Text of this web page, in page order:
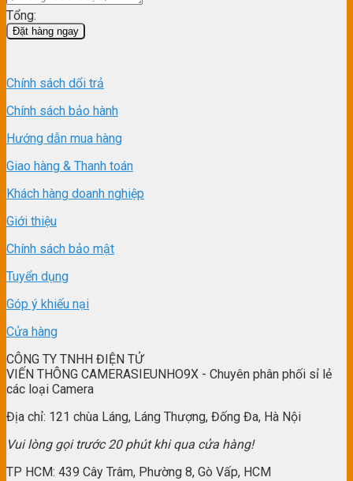
Tổng:
Đặt hàng ngay
Chính sách dổi trả
Chính sách bảo hành
Hướng dẫn mua hàng
Giao hàng & Thanh toán
Khách hàng doanh nghiệp
Giới thiệu
Chính sách bảo mật
Tuyển dụng
Góp ý khiếu nại
Cửa hàng
CÔNG TY TNHH ĐIỆN TỬ
VIẾN THÔNG CAMERASIEUNHO9X - Chuyên phân phối sỉ lẻ
các loại Camera
Địa chỉ: 121 chùa Láng, Láng Thượng, Đống Đa, Hà Nội
Vui lòng gọi trước 20 phút khi qua cửa hàng!
TP HCM: 439 Cây Trâm, Phường 8, Gò Vấp, HCM